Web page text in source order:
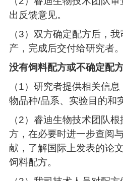
出反馈意见。
（3）双方确定配方后，
产，完成后交付给研究者。
没有饲料配方或不确定配
（1）研究者提供相关信
物品种/品系、实验目的和
（2）睿迪生物技术团队
方，在必要时进一步查阅
献，了解国际上发表的论
饲料配方。